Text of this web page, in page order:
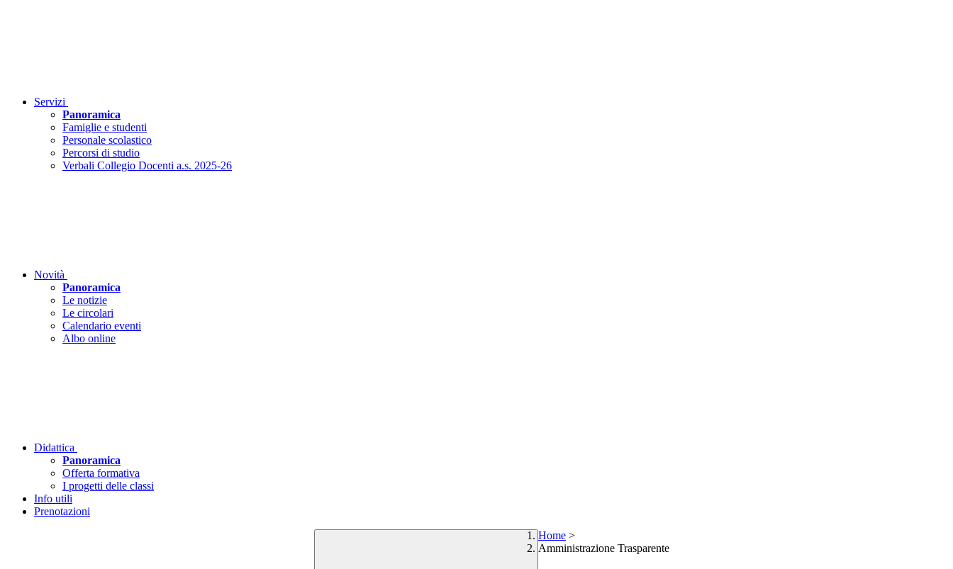
Servizi
Panoramica
Famiglie e studenti
Personale scolastico
Percorsi di studio
Verbali Collegio Docenti a.s. 2025-26
Novità
Panoramica
Le notizie
Le circolari
Calendario eventi
Albo online
Didattica
Panoramica
Offerta formativa
I progetti delle classi
Info utili
Prenotazioni
Home >
Amministrazione Trasparente